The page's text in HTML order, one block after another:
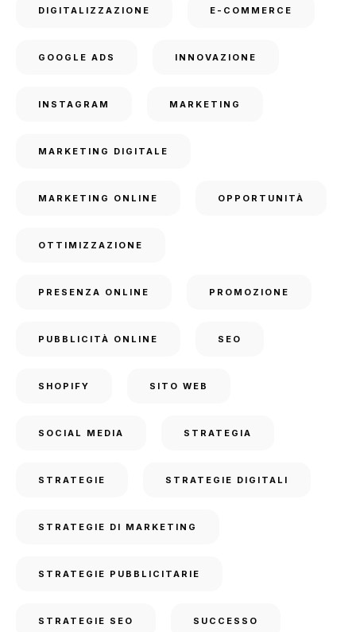
DIGITALIZZAZIONE E-COMMERCE
GOOGLE ADS INNOVAZIONE
INSTAGRAM MARKETING
MARKETING DIGITALE
MARKETING ONLINE OPPORTUNITÀ
OTTIMIZZAZIONE
PRESENZA ONLINE PROMOZIONE
PUBBLICITÀ ONLINE SEO
SHOPIFY SITO WEB
SOCIAL MEDIA STRATEGIA
STRATEGIE STRATEGIE DIGITALI
STRATEGIE DI MARKETING
STRATEGIE PUBBLICITARIE
STRATEGIE SEO SUCCESSO